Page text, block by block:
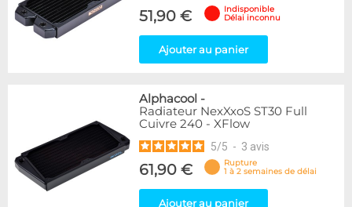
51,90 €
Indisponible
Délai inconnu
Ajouter au panier
Alphacool -
Radiateur NexXxoS ST30 Full
Cuivre 240 - XFlow
5/5 - 3 avis
61,90 €
Rupture
1 à 2 semaines de délai
Ajouter au panier